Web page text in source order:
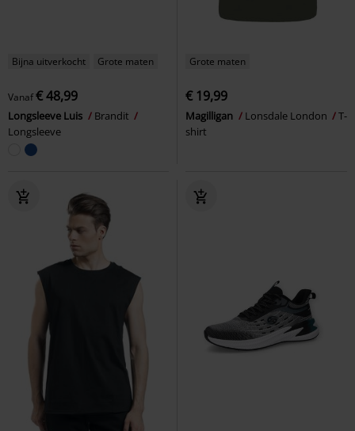
Bijna uitverkocht Grote maten
Vanaf€ 48,99
Longsleeve Luis
Brandit
Longsleeve
Grote maten
€ 19,99
Magilligan Lonsdale London
T-
shirt